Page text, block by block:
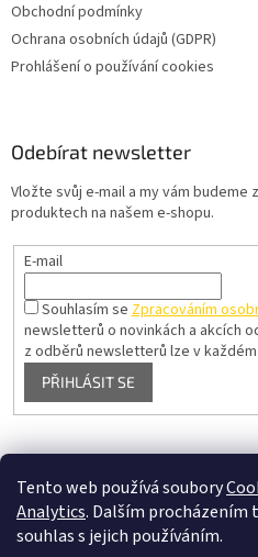
Tento web používá soubory
Analytics. Dalším procházením
souhlas s jejich používáním.
Obchodní podmínky
Ochrana osobních údajů (GDPR)
Prohlášení o používání cookies
Odebírat newsletter
Vložte svůj e-mail a my vám budeme
produktech na našem e-shopu.
E-mail
Souhlasím seZpracováním
newsletterů o novinkách a akcích
z odběrů newsletterů lze v
PŘIHLÁSIT SE